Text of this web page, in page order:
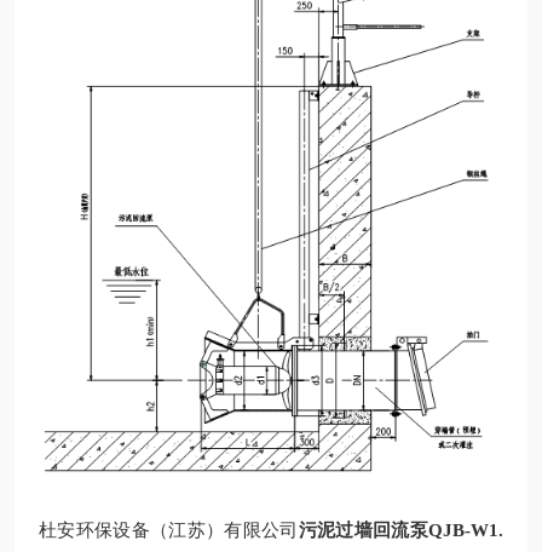
杜安环保设备（江苏）有限公司 污泥过墙回流泵QJB-W1.